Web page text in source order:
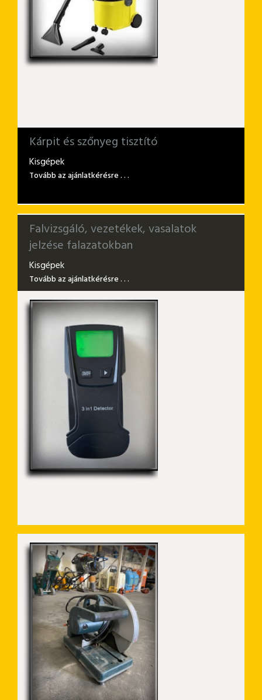
Kárpit és szőnyeg tisztító
Kisgépek
Tovább az ajánlatkérésre . . .
Falvizsgáló, vezetékek, vasalatok
jelzése falazatokban
Kisgépek
Tovább az ajánlatkérésre . . .